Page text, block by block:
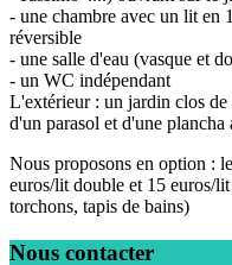
- une chambre avec un lit en
réversible
- une salle d'eau (vasque et
- un WC indépendant
L'extérieur : un jardin clos de
d'un parasol et d'une
Nous proposons en option :
euros/lit double et 15 euros/
torchons, tapis de bains)
Nous contacter